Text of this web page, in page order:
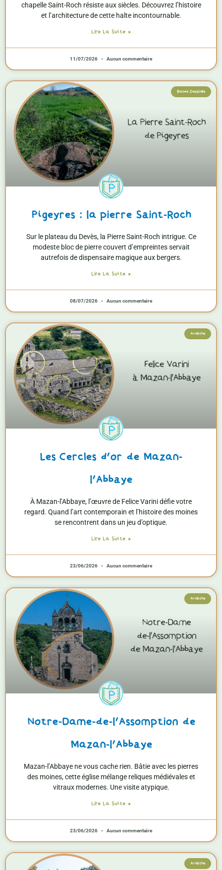
chapelle Saint-Roch résiste aux siècles. Découvrez l’histoire
et l’architecture de cette halte incontournable.
Lire La Suite »
11/07/2026 Aucun commentaire
Bande Dessinée
Pigeyres : la pierre Saint-Roch
Sur le plateau du Devès, la Pierre Saint-Roch intrigue. Ce
modeste bloc de pierre couvert d’empreintes servait
autrefois de dispensaire magique aux bergers.
Lire La Suite »
08/07/2026 Aucun commentaire
Ardèche
Les Cercles d’or de Mazan-
l’Abbaye
À Mazan-l’Abbaye, l’œuvre de Felice Varini défie votre
regard. Quand l’art contemporain et l’histoire des moines
se rencontrent dans un jeu d’optique.
Lire La Suite »
23/06/2026 Aucun commentaire
Ardèche
Notre-Dame-de-l’Assomption de
Mazan-l’Abbaye
Mazan-l’Abbaye ne vous cache rien. Bâtie avec les pierres
des moines, cette église mélange reliques médiévales et
vitraux modernes. Une visite atypique.
Lire La Suite »
23/06/2026 Aucun commentaire
Ardèche